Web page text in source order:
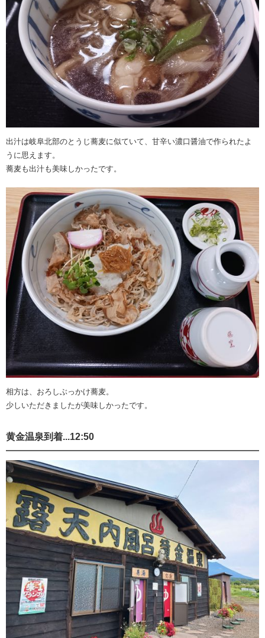
出汁は岐阜北部のとうじ蕎麦に似ていて、甘辛い濃口醤油で作られたよ
うに思えます。
蕎麦も出汁も美味しかったです。
相方は、おろしぶっかけ蕎麦。
少しいただきましたが美味しかったです。
黄金温泉到着...12:50